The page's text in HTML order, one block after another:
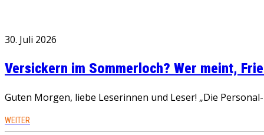
30. Juli 2026
Versickern im Sommerloch? Wer meint,
Guten Morgen, liebe Leserinnen und Leser! „Die
WEITER